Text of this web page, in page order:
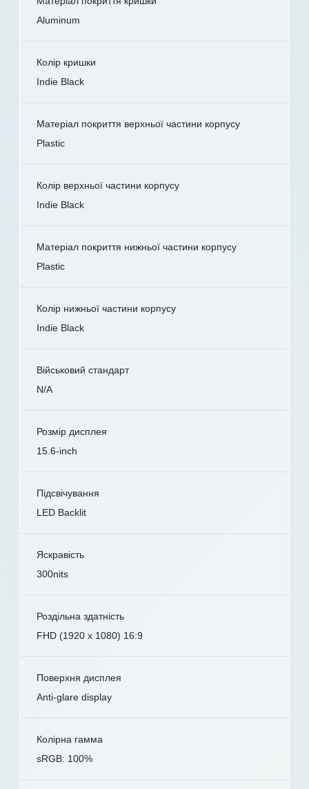
Aluminum
Колір кришки
Indie Black
Матеріал покриття верхньої частини корпусу
Plastic
Колір верхньої частини корпусу
Indie Black
Матеріал покриття нижньої частини корпусу
Plastic
Колір нижньої частини корпусу
Indie Black
Військовий стандарт
N/A
Розмір дисплея
15.6-inch
Підсвічування
LED Backlit
Яскравість
300nits
Роздільна здатність
FHD (1920 x 1080) 16:9
Поверхня дисплея
Anti-glare display
Колірна гамма
sRGB: 100%